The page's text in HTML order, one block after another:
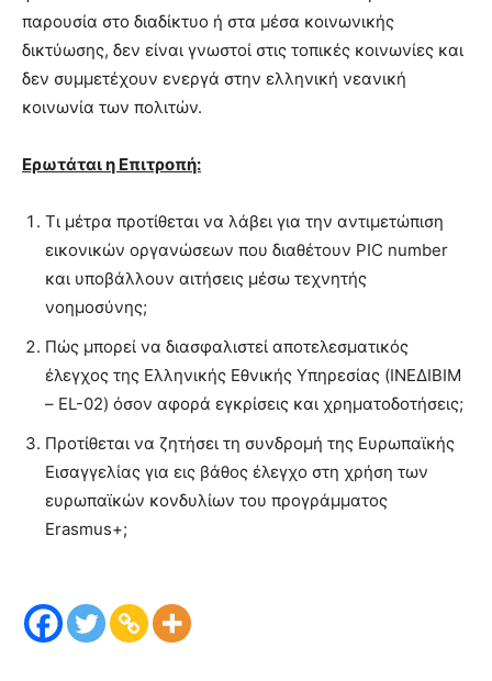
παρουσία στο διαδίκτυο ή στα μέσα κοινωνικής
δικτύωσης, δεν είναι γνωστοί στις τοπικές κοινωνίες και
δεν συμμετέχουν ενεργά στην ελληνική νεανική
κοινωνία των πολιτών.
Ερωτάται η Επιτροπή:
Τι μέτρα προτίθεται να λάβει για την αντιμετώπιση
εικονικών οργανώσεων που διαθέτουν PIC number
και υποβάλλουν αιτήσεις μέσω τεχνητής
νοημοσύνης;
Πώς μπορεί να διασφαλιστεί αποτελεσματικός
έλεγχος της Ελληνικής Εθνικής Υπηρεσίας (ΙΝΕΔΙΒΙΜ
– EL-02) όσον αφορά εγκρίσεις και χρηματοδοτήσεις;
Προτίθεται να ζητήσει τη συνδρομή της Ευρωπαϊκής
Εισαγγελίας για εις βάθος έλεγχο στη χρήση των
ευρωπαϊκών κονδυλίων του προγράμματος
Erasmus+;